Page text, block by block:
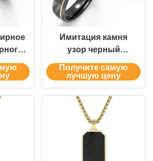
с
для
Имитация камня
узор черный
титановый металл
ювелирные изделия
пользовательские
свадебные кольца
Получите самую
лучшую цену